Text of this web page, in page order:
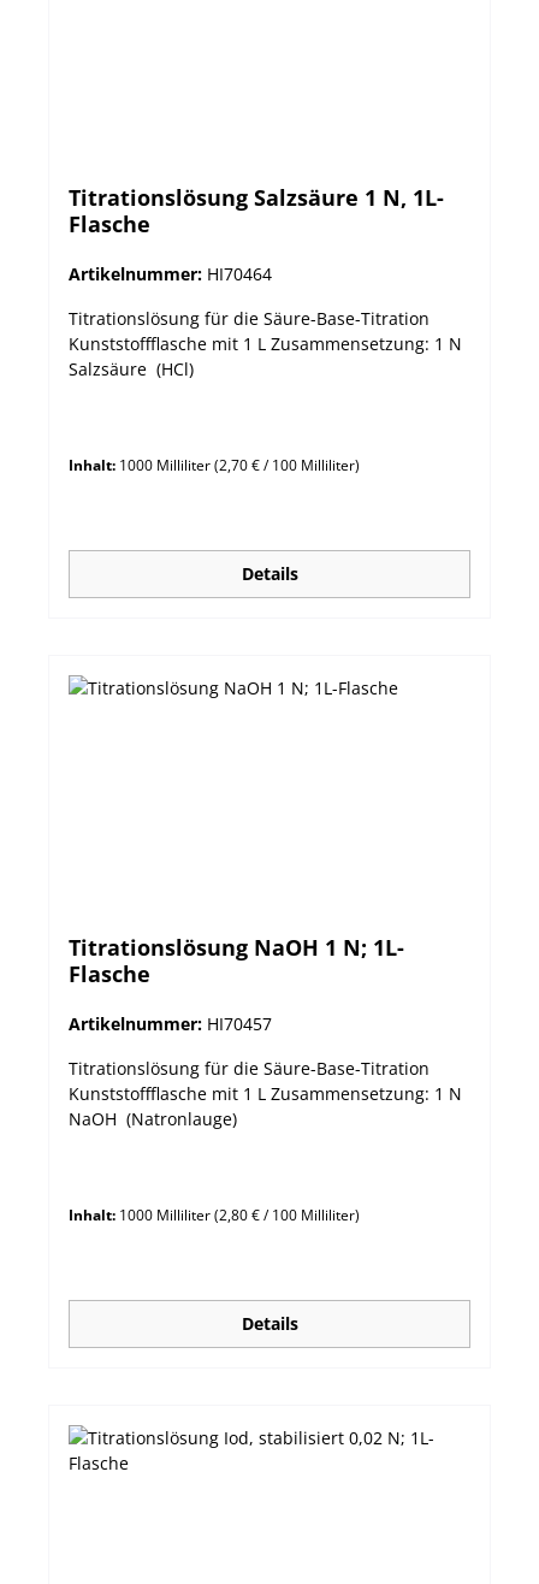
Titrationslösung Salzsäure 1 N, 1L-
Flasche
Artikelnummer: HI70464
Titrationslösung für die Säure-Base-Titration
Kunststoffflasche mit 1 L Zusammensetzung: 1 N
Salzsäure (HCl)
Inhalt: 1000 Milliliter(2,70 € / 100 Milliliter)
Details
Titrationslösung NaOH 1 N; 1L-
Flasche
Artikelnummer: HI70457
Titrationslösung für die Säure-Base-Titration
Kunststoffflasche mit 1 L Zusammensetzung: 1 N
NaOH (Natronlauge)
Inhalt: 1000 Milliliter(2,80 € / 100 Milliliter)
Details